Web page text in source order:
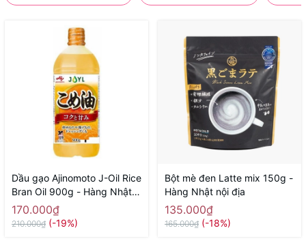
Dầu gạo Ajinomoto J-Oil Rice
Bran Oil 900g - Hàng Nhật
nội địa
170.000₫
210.000₫ (-19%)
Bột mè đen Latte mix 150g -
Hàng Nhật nội địa
135.000₫
165.000₫ (-18%)